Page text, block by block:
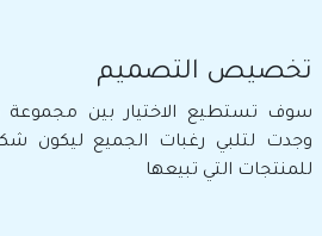
تخصيص التصميم
سوف تستطيع الاختيار بين مجموعة
وجدت لتلبي رغبات الجميع ليكون
للمنتجات التي تبيعها